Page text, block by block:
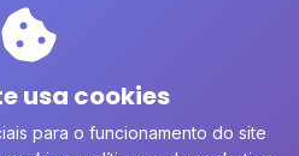
usa cookies
para o funcionamento do site